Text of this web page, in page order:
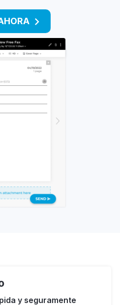
y seguramente